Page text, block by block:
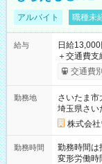
アルバイト 職種未
給与
日給13,000
＋交通費支給 ★交通費全額支給！ ┗案件により規定
いOK！（
ンビニATMか
交通費
勤務地
さいたま市
埼玉県さい
株式会
勤務時間
勤務時間は
変形労働時間制